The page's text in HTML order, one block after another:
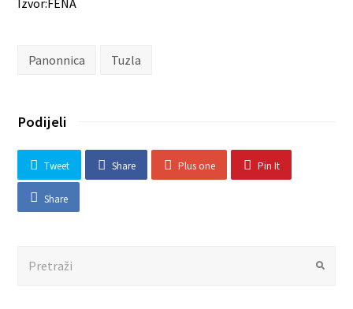
Izvor:FENA
Panonnica Tuzla
Podijeli
Tweet Share Plus one Pin It
Share
Submit